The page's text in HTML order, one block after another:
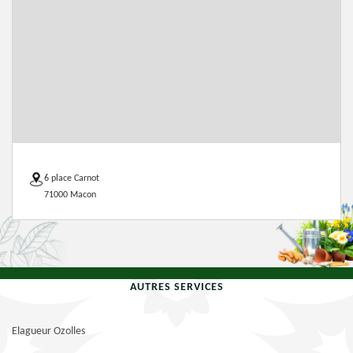
6 place Carnot
71000 Macon
AUTRES SERVICES
Elagueur Ozolles